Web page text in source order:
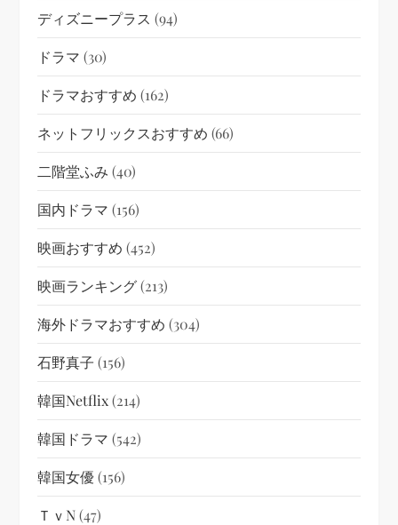
ディズニープラス (94)
ドラマ (30)
ドラマおすすめ (162)
ネットフリックスおすすめ (66)
二階堂ふみ (40)
国内ドラマ (156)
映画おすすめ (452)
映画ランキング(213)
海外ドラマおすすめ (304)
石野真子 (156)
韓国netflix(214)
韓国ドラマ (542)
韓国女優(156)
ＴｖN(47)